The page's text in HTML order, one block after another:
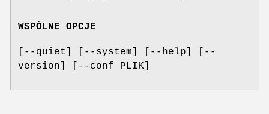
WSPÓLNE OPCJE
[--quiet] [--system] [--help] [--
version] [--conf PLIK]